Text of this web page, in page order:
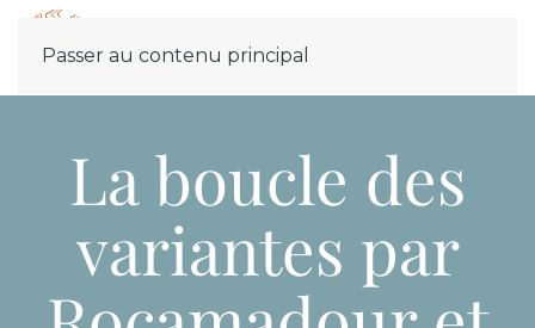
Passer au contenu principal
La boucle des
variantes par